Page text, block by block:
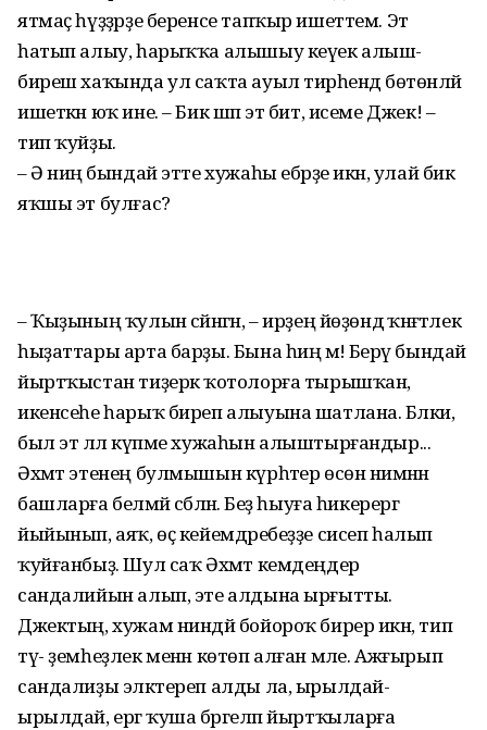
ятмаҫ һүҙҙәрҙе беренсе тапҡыр ишеттем. Эт
һатып алыу, һарыҡҡа алышыу кеүек алыш-
биреш хаҡында ул саҡта ауыл тирәһендә бөтөнләй
ишеткән юҡ ине. – Бик шәп эт бит, исеме Джек! –
тип ҡуйҙы.
– Ә ниңә бындай этте хужаһы ебәрҙе икән, улай бик
яҡшы эт булғас?
– Ҡыҙының ҡулын сәйнәгән, – ирҙең йөҙөндә ҡәнәғәтлек
һыҙаттары арта барҙы. Бына һиңә мә! Берәү бындай
йыртҡыстан тиҙерәк ҡотолорға тырышҡан, ә
икенсеһе һарыҡ биреп алыуына шатлана. Бәлки,
был эт әллә күпме хужаһын алыштырғандыр...
Әхмәт этенең булмышын күрһәтер өсөн нимәнән
башларға белмәй сәбәләнә. Беҙ һыуға һикерергә
йыйынып, аяҡ, өҫ кейемдәребеҙҙе сисеп һалып
ҡуйғанбыҙ. Шул саҡ Әхмәт кемдеңдер
сандалийын алып, эте алдына ырғытты.
Джектың, хужам ниндәй бойороҡ бирер икән, тип
тү- ҙемһеҙлек менән көтөп алған мәле. Ажғырып
сандалиҙы эләктереп алды ла, ырылдай-
ырылдай, ергә ҡуша бәргеләп йыртҡыларға